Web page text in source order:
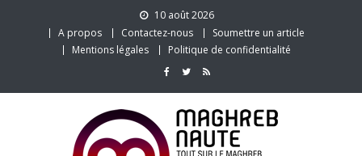
10 août 2026
A propos
Contactez-nous
Soumettre un article
Mentions légales
Politique de confidentialité